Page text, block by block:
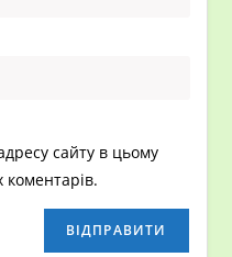
сайту в цьому
коментарів.